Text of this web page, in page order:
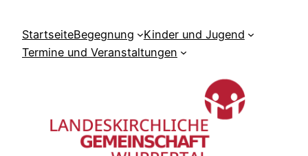
Inhalt
springen
StartseiteBegegnung
Kinder und Jugend
Termine und Veranstaltungen